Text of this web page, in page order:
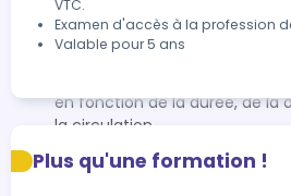
horodateur, imprimante) et le
électronique (TPE) et contrôler
fonctionnement ; - Connaître la tarification locale
en fonction de la durée, de la
la circulation.
VTC.
Examen d'accès à la profession
Valable pour 5 ans
Plus qu'une formation !